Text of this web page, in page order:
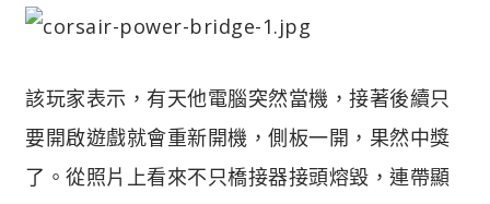
該玩家表示，有天他電腦突然當機，接著後續只
要開啟遊戲就會重新開機，側板一開，果然中獎
了。從照片上看來不只橋接器接頭熔毀，連帶顯